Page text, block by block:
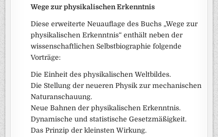
Wege zur physikalischen Erkenntnis
Diese erweiterte Neuauflage des Buchs „Wege zur
physikalischen Erkenntnis“ enthält neben der
wissenschaftlichen Selbstbiographie folgende
Vorträge:
Die Einheit des physikalischen Weltbildes.
Die Stellung der neueren Physik zur mechanischen
Naturanschauung.
Neue Bahnen der physikalischen Erkenntnis.
Dynamische und statistische Gesetzmäßigkeit.
Das Prinzip der kleinsten Wirkung.